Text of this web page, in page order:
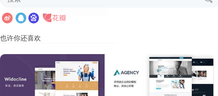
也许你还喜欢